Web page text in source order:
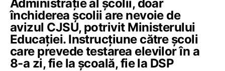
Administrație al școlii, doar
închiderea școlii are nevoie de
avizul CJSU, potrivit Ministerului
Educației. Instrucțiune către școli
care prevede testarea elevilor în a
8-a zi, fie la școală, fie la DSP